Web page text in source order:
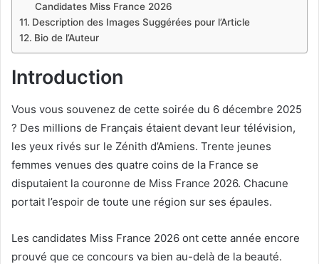
Candidates Miss France 2026
Description des Images Suggérées pour l’Article
Bio de l’Auteur
Introduction
Vous vous souvenez de cette soirée du 6 décembre 2025
? Des millions de Français étaient devant leur télévision,
les yeux rivés sur le Zénith d’Amiens. Trente jeunes
femmes venues des quatre coins de la France se
disputaient la couronne de Miss France 2026. Chacune
portait l’espoir de toute une région sur ses épaules.
Les candidates Miss France 2026 ont cette année encore
prouvé que ce concours va bien au-delà de la beauté.